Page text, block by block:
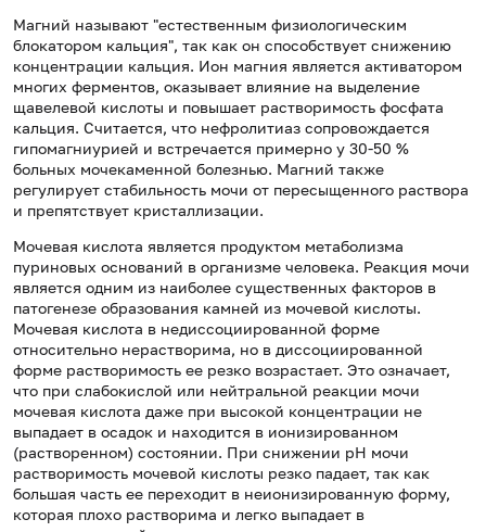
Магний называют "естественным физиологическим
блокатором кальция", так как он способствует снижению
концентрации кальция. Ион магния является активатором
многих ферментов, оказывает влияние на выделение
щавелевой кислоты и повышает растворимость фосфата
кальция. Считается, что нефролитиаз сопровождается
гипомагниурией и встречается примерно у 30-50 %
больных мочекаменной болезнью. Магний также
регулирует стабильность мочи от пересыщенного раствора
и препятствует кристаллизации.
Мочевая кислота является продуктом метаболизма
пуриновых оснований в организме человека. Реакция мочи
является одним из наиболее существенных факторов в
патогенезе образования камней из мочевой кислоты.
Мочевая кислота в недиссоциированной форме
относительно нерастворима, но в диссоциированной
форме растворимость ее резко возрастает. Это означает,
что при слабокислой или нейтральной реакции мочи
мочевая кислота даже при высокой концентрации не
выпадает в осадок и находится в ионизированном
(растворенном) состоянии. При снижении рН мочи
растворимость мочевой кислоты резко падает, так как
большая часть ее переходит в неионизированную форму,
которая плохо растворима и легко выпадает в